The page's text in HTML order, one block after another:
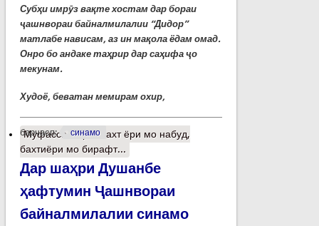
Субҳи имрӯз вақте хостам дар бораи
ҷашнвораи байналмилалии “Дидор”
матлабе нависам, аз ин мақола ёдам омад.
Онро бо андаке таҳрир дар саҳифа ҷо
мекунам.
Худоё, беватан мемирам охир,
барчасп: синамо
Муфассалтаро Бахт ёри мо набуд,
бахтиёри мо бирафт...
Дар шаҳри Душанбе
ҳафтумин Ҷашнвораи
байналмилалии синамо